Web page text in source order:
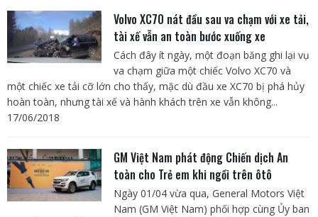
Volvo XC70 nát đầu sau va chạm với xe tải,
tài xế vẫn an toàn bước xuống xe
Cách đây ít ngày, một đoạn băng ghi lại vụ
va chạm giữa một chiếc Volvo XC70 và
một chiếc xe tải cỡ lớn cho thấy, mặc dù đầu xe XC70 bị phá hủy
hoàn toàn, nhưng tài xế và hành khách trên xe vẫn không...
17/06/2018
GM Việt Nam phát động Chiến dịch An
toàn cho Trẻ em khi ngồi trên ôtô
Ngày 01/04 vừa qua, General Motors Việt
Nam (GM Việt Nam) phối hợp cùng Ủy ban